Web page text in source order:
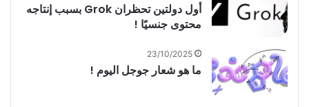
أول دولتين تحظران Grok بسبب إنتاجه
محتوى جنسيًا !
23/10/2025
ما هو شعار جوجل اليوم !